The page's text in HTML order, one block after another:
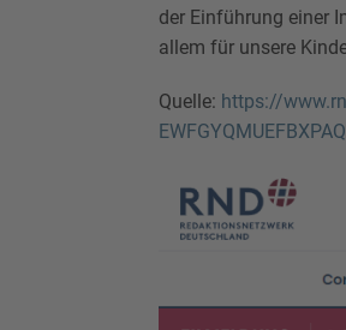
der Einführung einer
allem für unsere
Quelle: https://